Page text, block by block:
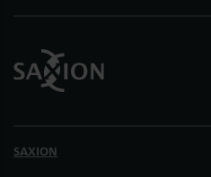
SAXION